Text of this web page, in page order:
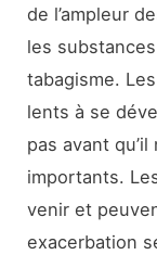
de l’ampleur
les
tabagisme.
lents à se
pas avant
importants.
venir et
exacerbation